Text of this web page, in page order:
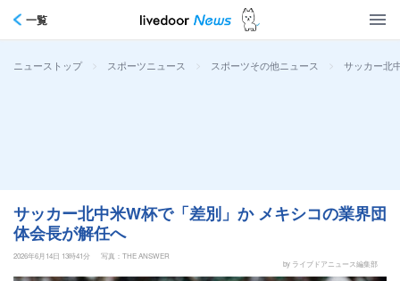
一覧
ニューストップ > スポーツニュース > スポーツその他ニュース > サッカー北
サッカー北中米W杯で「差別」か メキシコの業界団
体会長が解任へ
2026年6月14日 13時41分
写真：THE ANSWER
by ライブドアニュース編集部